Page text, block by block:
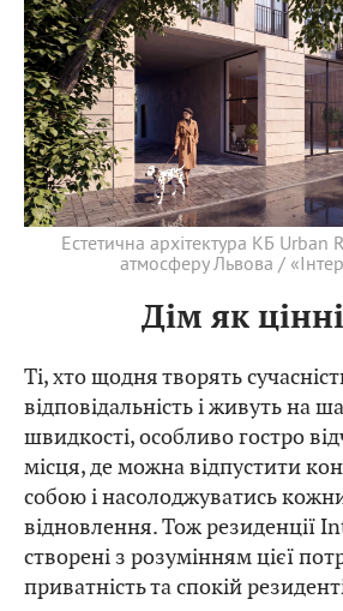
Естетична архітектура КБ Urban
атмосферу Львова /
Дім як
Ті, хто щодня творять
відповідальність і живуть на
швидкості, особливо гостро
місця, де можна відпустити
собою і насолоджуватись
відновлення. Тож резиденції
створені з розумінням цієї
приватність та спокій